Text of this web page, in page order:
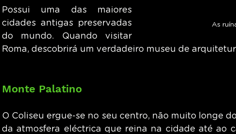
As
Possui uma das maiores
cidades antigas preservadas
do mundo. Quando visitar
Roma, descobrirá um verdadeiro museu de
Monte Palatino
O Coliseu ergue-se no seu centro, não muito longe
da atmosfera eléctrica que reina na cidade até ao